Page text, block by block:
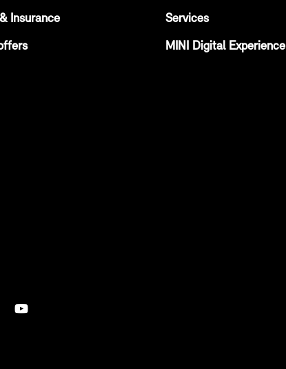
Insurance Services
MINI Digital Experience